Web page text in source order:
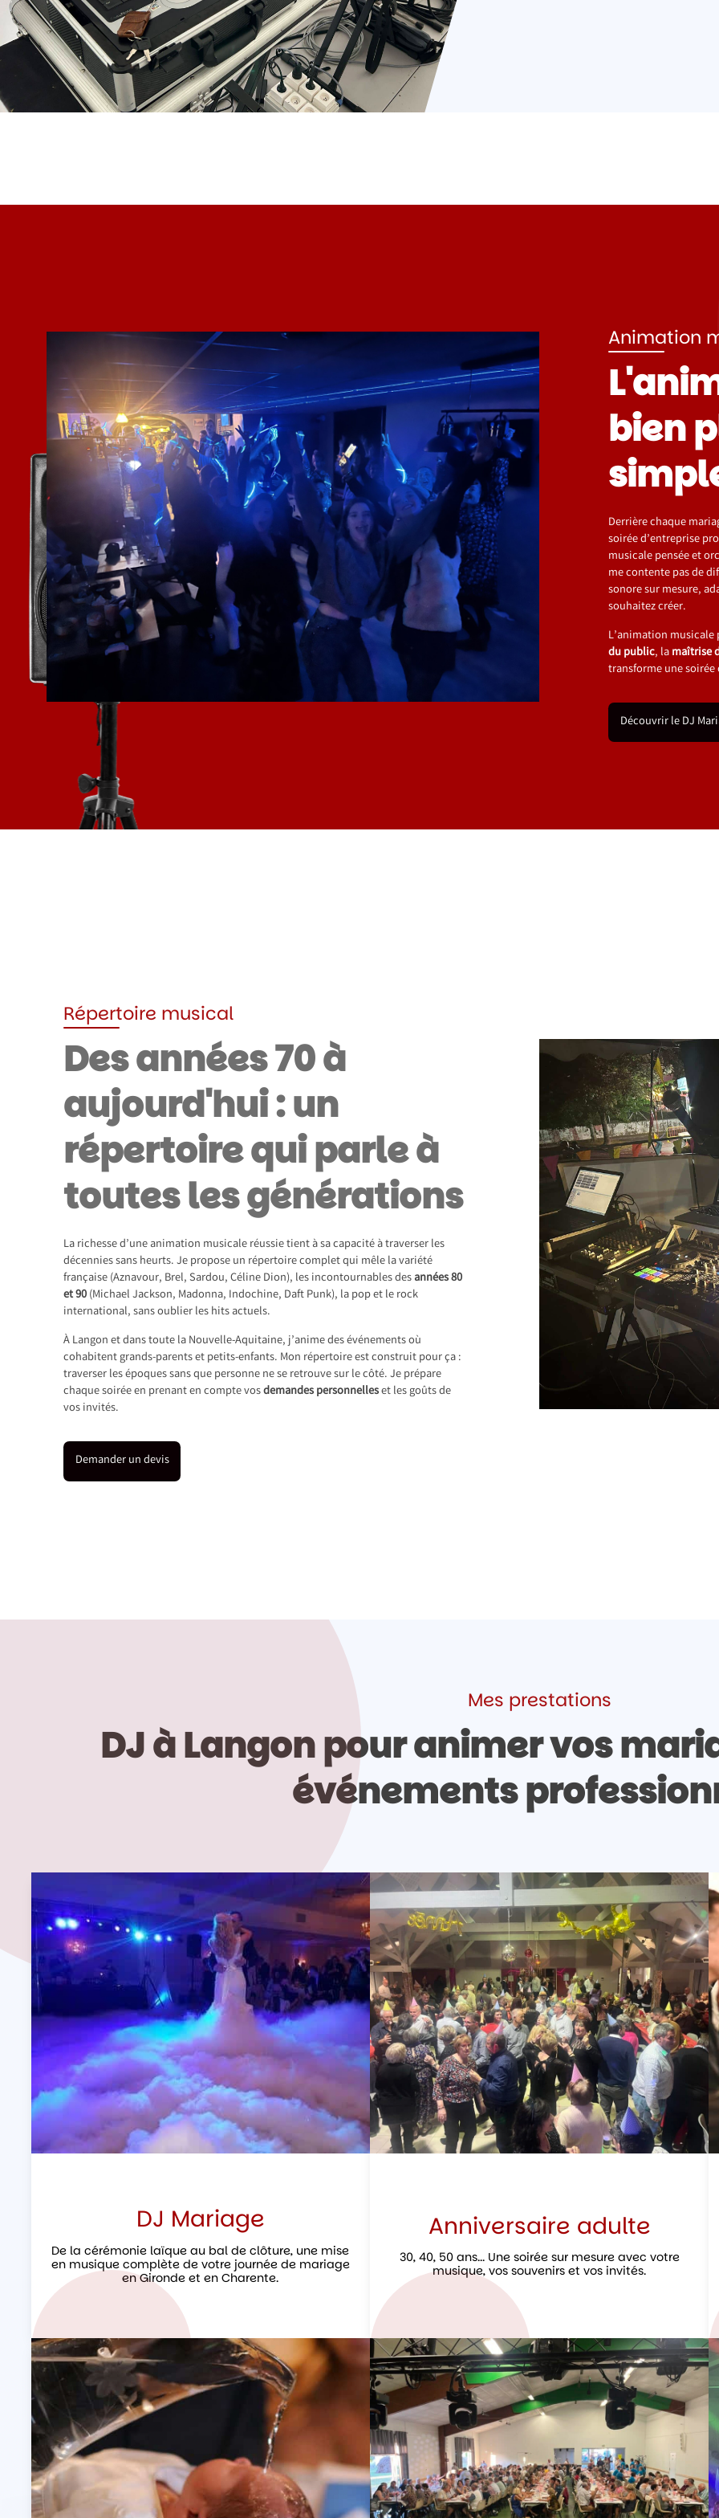
Animation
bien
Derrière chaque
soirée d’entreprise
musicale pensée et
me contente pas de
sonore sur mesure,
souhaitez créer.
L’animation
du public, lamaîtrise
transforme une
Découvrir le DJ
Répertoire musical
Des années 70 à
aujourd'hui : un
répertoire qui parle à
toutes les générations
La richesse d’une animation musicale réussie tient à sa capacité à traverser les
décennies sans heurts. Je propose un répertoire complet qui mêle la variété
française (Aznavour, Brel, Sardou, Céline Dion), les incontournables desannées 80
et 90(Michael Jackson, Madonna, Indochine, Daft Punk), la pop et le rock
international, sans oublier les hits actuels.
À Langon et dans toute la Nouvelle-Aquitaine, j’anime des événements où
cohabitent grands-parents et petits-enfants. Mon répertoire est construit pour ça :
traverser les époques sans que personne ne se retrouve sur le côté. Je prépare
chaque soirée en prenant en compte vosdemandes personnelleset les goûts de
vos invités.
Demander un devis
Mes prestations
DJ à Langon pour animer vos
événements
DJ Mariage
De la cérémonie laïque au bal de clôture, une mise
en musique complète de votre journée de mariage
en Gironde et en Charente.
Anniversaire adulte
30, 40, 50 ans... Une soirée sur mesure avec votre
musique, vos souvenirs et vos invités.